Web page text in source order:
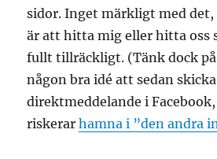
sidor. Inget märkligt med
är att hitta mig eller hitta oss
fullt tillräckligt. (Tänk dock
någon bra idé att sedan
direktmeddelande i
riskerarhamna i ”den andra